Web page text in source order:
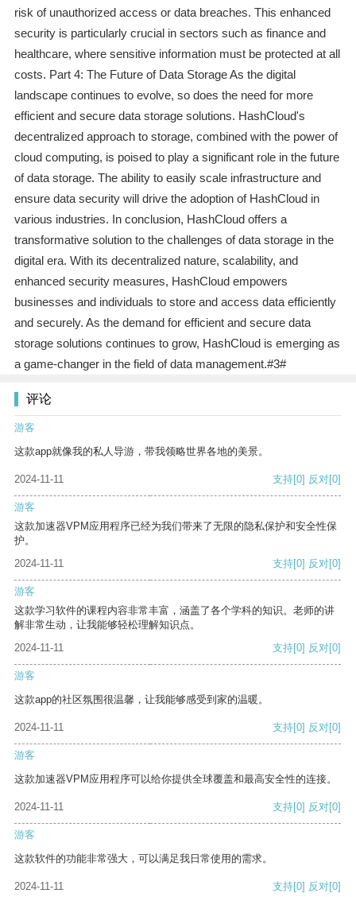
risk of unauthorized access or data breaches. This enhanced
security is particularly crucial in sectors such as finance and
healthcare, where sensitive information must be protected at all
costs. Part 4: The Future of Data Storage As the digital
landscape continues to evolve, so does the need for more
efficient and secure data storage solutions. HashCloud's
decentralized approach to storage, combined with the power of
cloud computing, is poised to play a significant role in the future
of data storage. The ability to easily scale infrastructure and
ensure data security will drive the adoption of HashCloud in
various industries. In conclusion, HashCloud offers a
transformative solution to the challenges of data storage in the
digital era. With its decentralized nature, scalability, and
enhanced security measures, HashCloud empowers
businesses and individuals to store and access data efficiently
and securely. As the demand for efficient and secure data
storage solutions continues to grow, HashCloud is emerging as
a game-changer in the field of data management.#3#
评论
游客
这款app就像我的私人导游，带我领略世界各地的美景。
2024-11-11 支持[0] 反对[0]
游客
这款加速器VPM应用程序已经为我们带来了无限的隐私保护和安全性保
护。
2024-11-11
支持[0] 反对[0]
游客
这款学习软件的课程内容非常丰富，涵盖了各个学科的知识。老师的讲
解非常生动，让我能够轻松理解知识点。
2024-11-11
支持[0] 反对[0]
游客
这款app的社区氛围很温馨，让我能够感受到家的温暖。
2024-11-11 支持[0] 反对[0]
游客
这款加速器VPM应用程序可以给你提供全球覆盖和最高安全性的连接。
2024-11-11 支持[0] 反对[0]
游客
这款软件的功能非常强大，可以满足我日常使用的需求。
2024-11-11 支持[0] 反对[0]